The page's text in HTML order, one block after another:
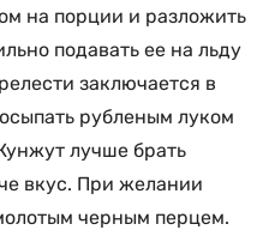
на порции и разложить
подавать ее на льду
заключается в
рубленым луком
лучше брать
вкус. При желании
черным перцем.